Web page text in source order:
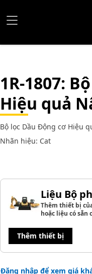
1R-1807:
Hiệu quả
Bộ lọc Dầu Động cơ Hiệu
Nhãn hiệu: Cat
Liệu Bộ
Thêm thiết bị
hoặc liệu có sẵn
Thêm thiết bị
Đăng nhập để xem giá